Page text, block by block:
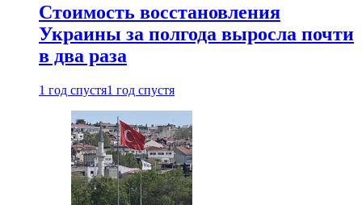
Стоимость восстановления
Украины за полгода выросла почти
в два раза
1 год спустя1 год спустя